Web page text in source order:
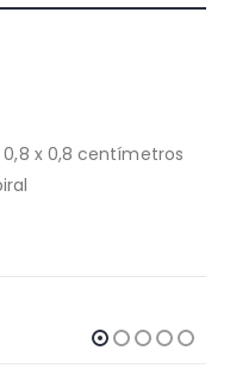
0,8 x 0,8 centímetros